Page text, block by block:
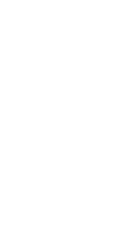
Kian Diminati,